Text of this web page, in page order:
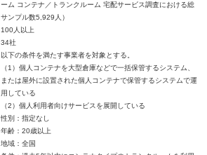
ーム コンテナ／トランクルーム 宅配サービス調査における総
サンプル数5,929人）
100人以上
34社
以下の条件を満たす事業者を対象とする。
（1）個人コンテナを大型倉庫などで一括保管するシステム、
または屋外に設置された個人コンテナで保管するシステムで運
用している
（2）個人利用者向けサービスを展開している
性別：指定なし
年齢：20歳以上
地域：全国